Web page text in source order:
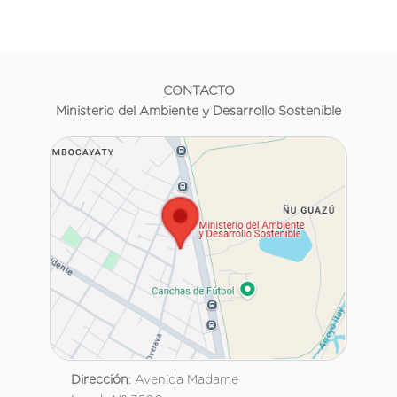
CONTACTO
Ministerio del Ambiente y Desarrollo Sostenible
Dirección: Avenida Madame